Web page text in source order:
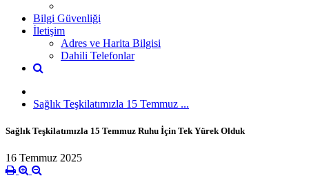
Bilgi Güvenliği
İletişim
Adres ve Harita Bilgisi
Dahili Telefonlar
Sağlık Teşkilatımızla 15 Temmuz ...
Sağlık Teşkilatımızla 15 Temmuz Ruhu İçin Tek Yürek Olduk
16 Temmuz 2025